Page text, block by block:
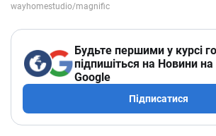
Будьте першими у курсі
підпишіться на Новини на
Google
Підписатися